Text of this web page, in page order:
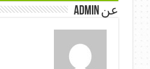
عن admin